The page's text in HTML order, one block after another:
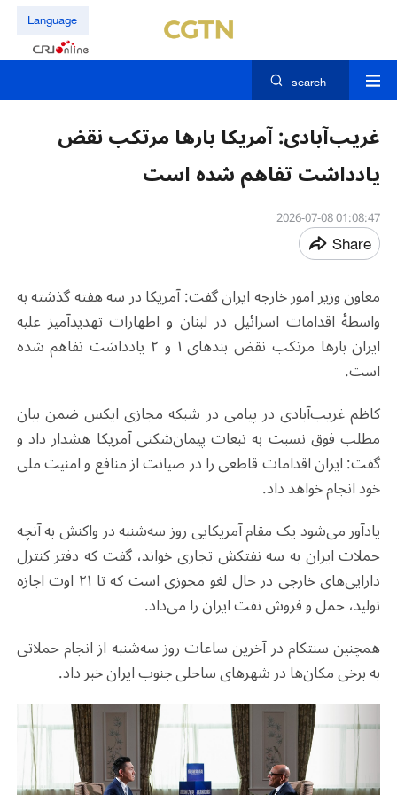
Language
search
غریب‌آبادی: آمریکا بارها مرتکب نقض
یادداشت تفاهم شده است
01:08:47 2026-07-08
Share
معاون وزیر امور خارجه ایران گفت: آمریکا در سه هفته گذشته به‌
واسطهٔ اقدامات اسرائیل در لبنان و اظهارات تهدیدآمیز علیه
ایران بارها مرتکب نقض بندهای ۱ و ۲ یادداشت تفاهم شده
است.
کاظم غریب‌آبادی در پیامی در شبکه مجازی ایکس ضمن بیان
مطلب فوق نسبت به تبعات پیمان‌شکنی‌ آمریکا هشدار داد و
گفت: ایران اقدامات قاطعی را در صیانت از منافع و امنیت ملی
خود انجام خواهد داد.
یادآور می‌شود یک مقام آمریکایی روز سه‌شنبه در واکنش به آنچه
حملات ایران به سه نفتکش تجاری خواند، گفت که دفتر کنترل
دارایی‌های خارجی در حال لغو مجوزی است که تا ۲۱ اوت اجازه
تولید، حمل و فروش نفت ایران را می‌داد.
همچنین سنتکام در آخرین ساعات روز سه‌شنبه از انجام حملاتی
به برخی مکان‌ها در شهرهای ساحلی جنوب ایران خبر داد.